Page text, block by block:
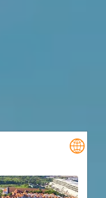
